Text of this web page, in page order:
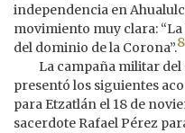
independencia en
movimiento muy clara:
del dominio de la Corona”.8
La campaña militar
presentó los siguientes
para Etzatlán el 18 de
sacerdote Rafael Pérez